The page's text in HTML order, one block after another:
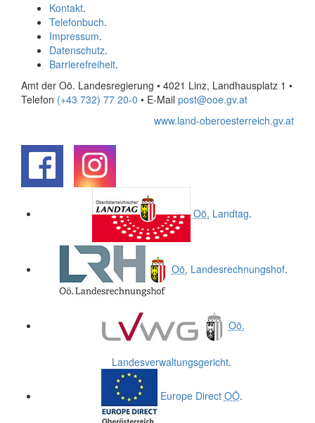
Kontakt.
Telefonbuch.
Impressum.
Datenschutz.
Barrierefreiheit.
Amt der Oö. Landesregierung • 4021 Linz, Landhausplatz 1 •
Telefon (+43 732) 77 20-0 • E-Mail post@ooe.gv.at
www.land-oberoesterreich.gv.at
Oö. Landtag.
Oö. Landesrechnungshof.
Oö.
Landesverwaltungsgericht.
Europe Direct OÖ.